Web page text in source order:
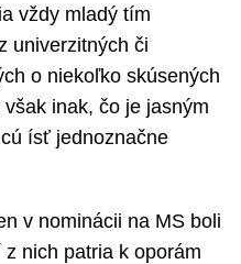
vždy mladý tím
univerzitných či
o niekoľko skúsených
inak, čo je jasným
ísť jednoznačne
v nominácii na MS boli
nich patria k oporám